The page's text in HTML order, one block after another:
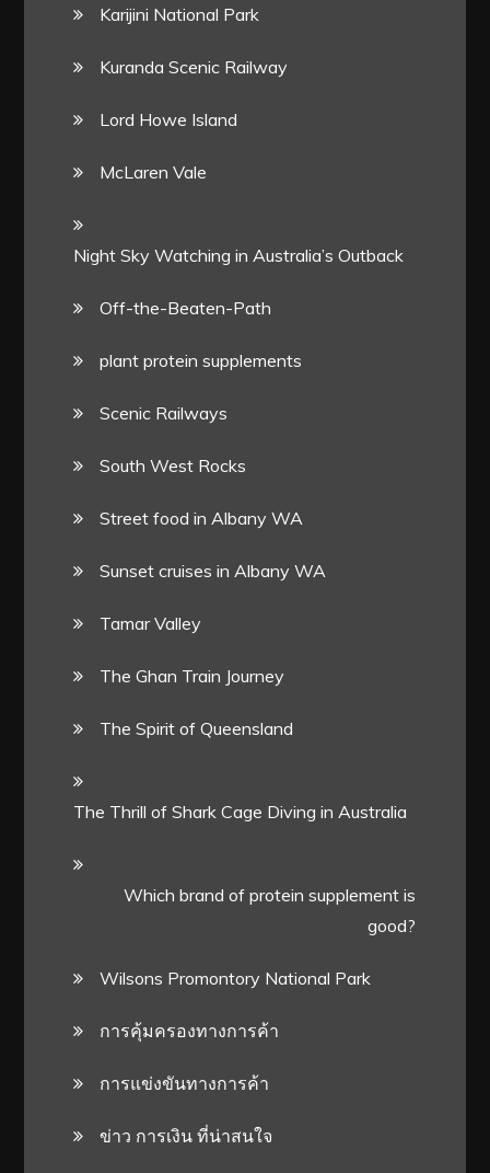
Karijini National Park
Kuranda Scenic Railway
Lord Howe Island
McLaren Vale
Night Sky Watching in Australia’s Outback
Off-the-Beaten-Path
plant protein supplements
Scenic Railways
South West Rocks
Street food in Albany WA
Sunset cruises in Albany WA
Tamar Valley
The Ghan Train Journey
The Spirit of Queensland
The Thrill of Shark Cage Diving in Australia
Which brand of protein supplement is
good?
Wilsons Promontory National Park
การคุ้มครองทางการค้า
การแข่งขันทางการค้า
ข่าว การเงิน ที่น่าสนใจ